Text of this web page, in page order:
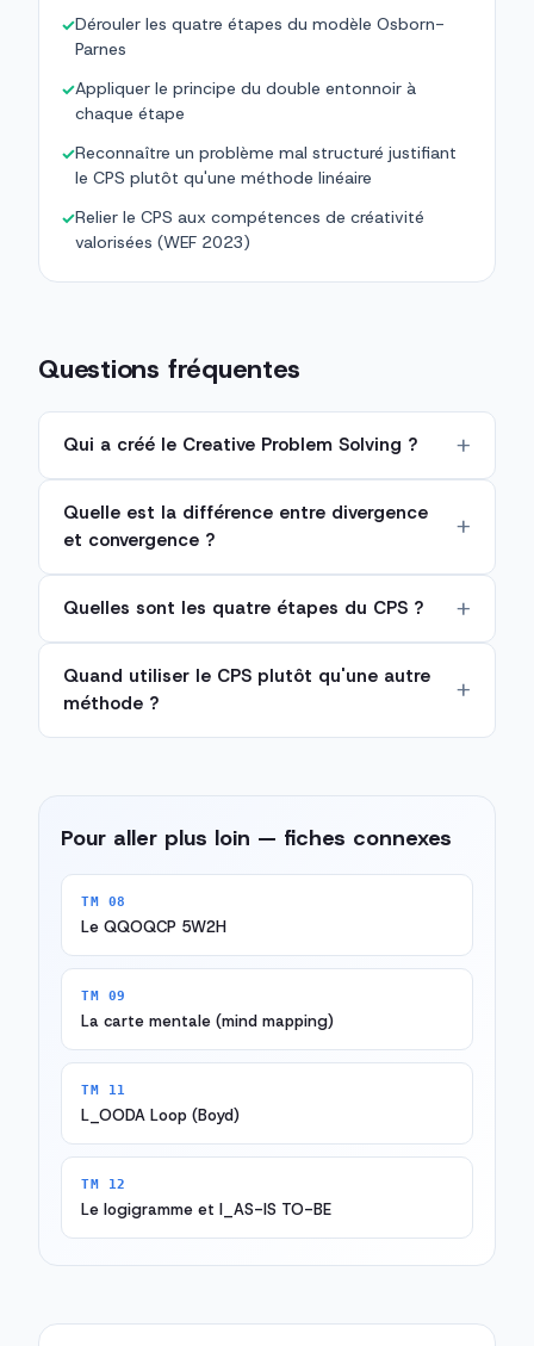
✓Dérouler les quatre étapes du modèle Osborn-
Parnes
✓Appliquer le principe du double entonnoir à
chaque étape
✓Reconnaître un problème mal structuré justifiant
le CPS plutôt qu'une méthode linéaire
✓Relier le CPS aux compétences de créativité
valorisées (WEF 2023)
Questions fréquentes
Qui a créé le Creative Problem Solving ?
Quelle est la différence entre divergence
et convergence ?
Quelles sont les quatre étapes du CPS ?
Quand utiliser le CPS plutôt qu'une autre
méthode ?
Pour aller plus loin — fiches connexes
TM 08
Le QQOQCP 5W2H
TM 09
La carte mentale (mind mapping)
TM 11
L_OODA Loop (Boyd)
TM 12
Le logigramme et l_AS-IS TO-BE